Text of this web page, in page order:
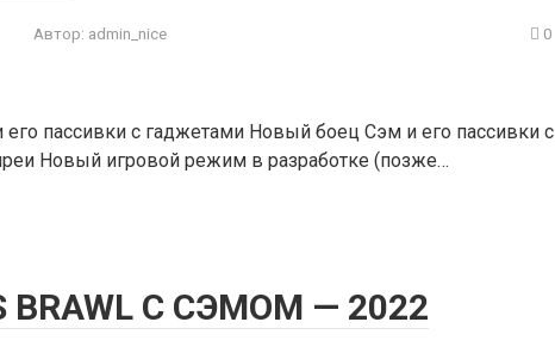
Автор: admin_nice 0
пассивки с гаджетами Новый боец Сэм и его пассивки с
Новый игровой режим в разработке (позже…
BRAWL С СЭМОМ — 2022